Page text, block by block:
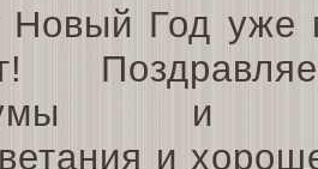
Новый Год уже
и
и